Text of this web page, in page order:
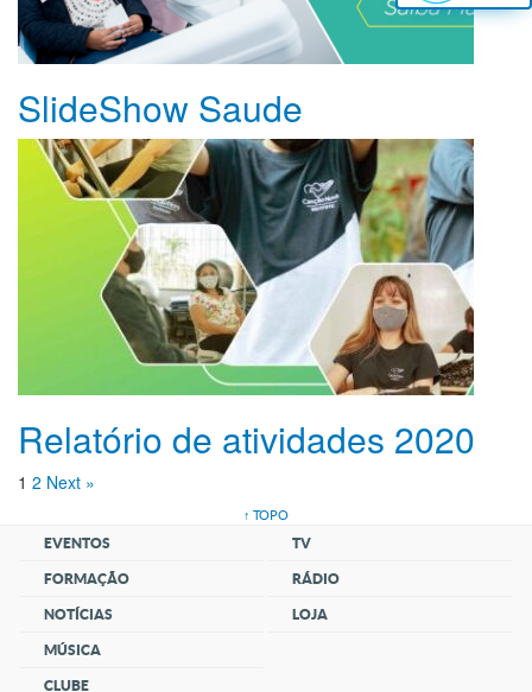
SlideShow Saude
Relatório de atividades 2020
1 2 Next »
↑ TOPO
EVENTOS
FORMAÇÃO
NOTÍCIAS
MÚSICA
CLUBE
TV
RÁDIO
LOJA